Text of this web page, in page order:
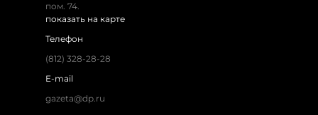
пом. 74.
показать на карте
Телефон
(812) 328-28-28
E-mail
gazeta@dp.ru